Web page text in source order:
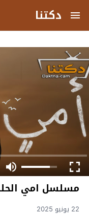
دكتنا
مسلسل امي الحلقة 36 السادسة
22 يونيو 2025